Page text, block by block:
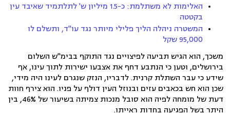
האלימות לא משתלמת: כ-1.5 מיליון ש' לתלתמיד שאיבד עין
בקטטה
המשטרה ניהלה הליך פלילי מיותר נגד עו"ד, ותשלם לו
95,000 שקל
משכך, הוא הגיש תביעה לפיצויים נגד התוקף בבימ"ש השלום
בירושלים, וטען כי הנתבע דחף את אצבעו ישירות לתוך עינו, אף
שידע כי עבר השתלת קרנית. לדבריו, הנזק שנגרם לעינו היה מידי,
שכן הוא חש בכאבים עזים ובנוזל העין דולף על פניו. הוא צירף חוות
דעת של מומחה לפיה הוא סובל מנכות צמיתה בשיעור של 46%, בין
היתר בשל הפגיעה בחדות ראייתו.